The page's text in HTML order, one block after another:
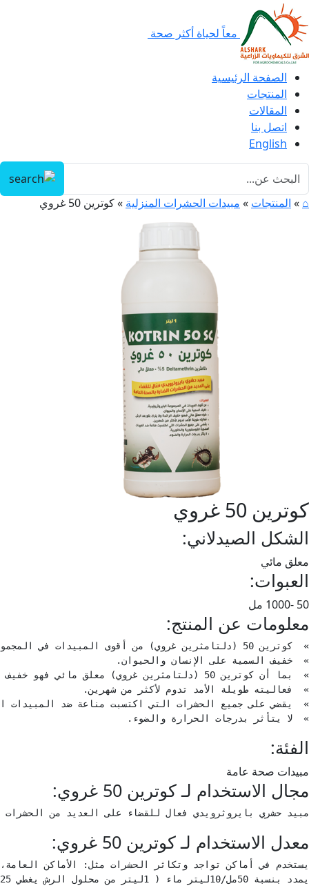
معاً لحياة أكثر صحة
الصفحة الرئيسية
المنتجات
المقالات
اتصل بنا
English
⌂
» المنتجات » مبيدات الحشرات المنزلية »كوترين 50 غروي
كوترين 50 غروي
الشكل الصيدلاني:
معلق مائي
العبوات:
50 -1000 مل
معلومات عن المنتج:
»  لا يتأثر بدرجات الحرارة والضوء.
الفئة:
مبيدات صحة عامة
مجال الاستخدام لـ كوترين 50 غروي:
مبيد حشري بايروثرويدي فعال للقضاء على العديد من الحشرات
معدل الاستخدام لـ كوترين 50 غروي: